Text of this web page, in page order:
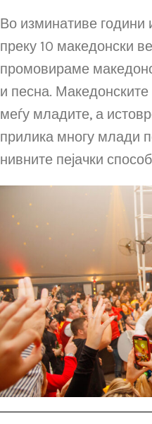
Во изминативе години
преку 10 македонски
промовираме
и песна.
меѓу младите, а
прилика многу млади
нивните пејачки